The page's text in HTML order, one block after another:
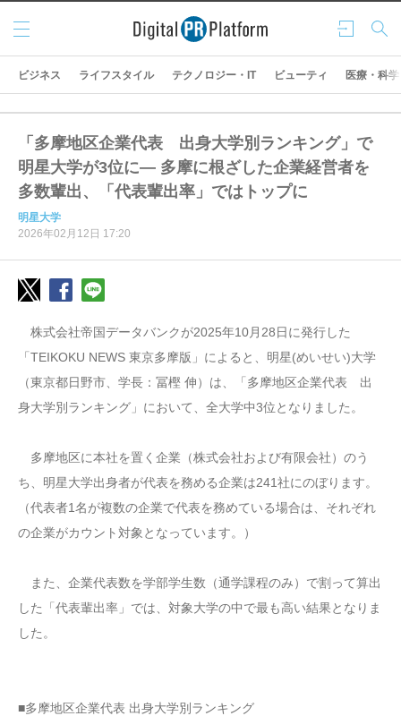
ログ
イン
検索
メニ
ュー
ビジネス ライフスタイル テクノロジー・IT ビューティ 医療・科学
「多摩地区企業代表 出身大学別ランキング」で
明星大学が3位に― 多摩に根ざした企業経営者を
多数輩出、「代表輩出率」ではトップに
明星大学
2026年02月12日 17:20
株式会社帝国データバンクが2025年10月28日に発行した
「TEIKOKU NEWS 東京多摩版」によると、明星(めいせい)大学
（東京都日野市、学長：冨樫 伸）は、「多摩地区企業代表 出
身大学別ランキング」において、全大学中3位となりました。
多摩地区に本社を置く企業（株式会社および有限会社）のう
ち、明星大学出身者が代表を務める企業は241社にのぼります。
（代表者1名が複数の企業で代表を務めている場合は、それぞれ
の企業がカウント対象となっています。）
また、企業代表数を学部学生数（通学課程のみ）で割って算出
した「代表輩出率」では、対象大学の中で最も高い結果となりま
した。
■多摩地区企業代表 出身大学別ランキング